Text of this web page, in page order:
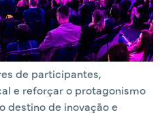
de participantes,
e reforçar o protagonismo
destino de inovação e